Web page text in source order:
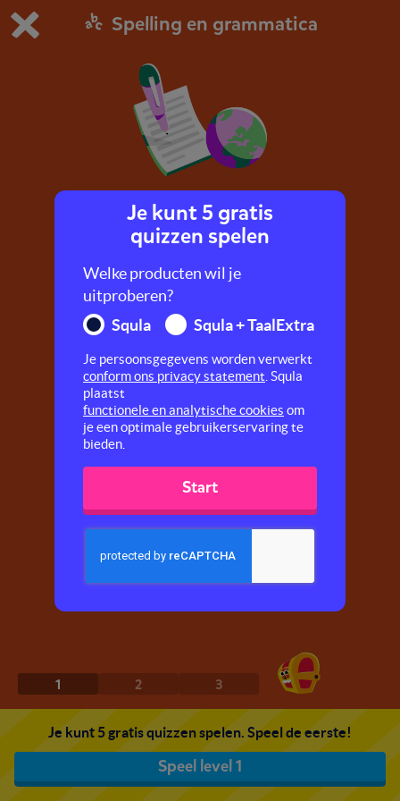
Dit is de gratis demo van Squla.
1
Spelling en grammatica
Reisdictee
Speel het dictee over reizen.
1 2 3
Je kunt 5 gratis quizzen spelen. Speel de eerste!
Speel level 1
Je kunt 5 gratis
quizzen spelen
Welke producten wil je
uitproberen?
Squla
Squla + TaalExtra
Je persoonsgegevens worden verwerkt
conform ons privacy statement . Squla
plaatst
functionele en analytische cookies om
je een optimale gebruikerservaring te
bieden.
Start